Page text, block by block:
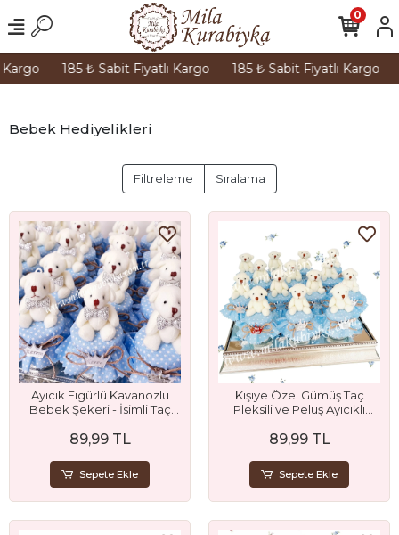
185 ₺ Sabit Fiyatlı Kargo 185 ₺ Sabit Fiyatlı Kargo
0
Bebek Hediyelikleri
Filtreleme Sıralama
Ayıcık Figürlü Kavanozlu
Bebek Şekeri - İsimli Taç
Hediyelik
89,99 TL
Sepete Ekle
Kişiye Özel Gümüş Taç
Pleksili ve Peluş Ayıcıklı
Kavanozu
89,99 TL
Sepete Ekle